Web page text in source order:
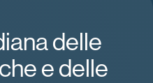
delle
e delle